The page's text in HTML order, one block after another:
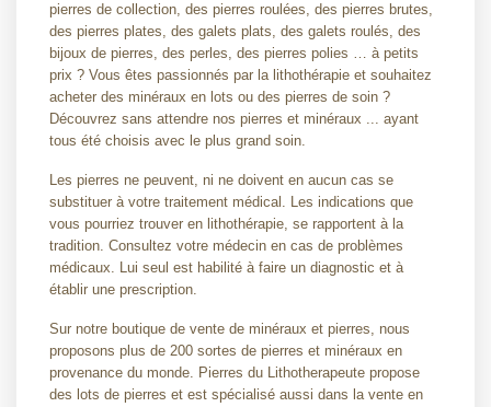
pierres de collection, des pierres roulées, des pierres brutes,
des pierres plates, des galets plats, des galets roulés, des
bijoux de pierres, des perles, des pierres polies … à petits
prix ? Vous êtes passionnés par la lithothérapie et souhaitez
acheter des minéraux en lots ou des pierres de soin ?
Découvrez sans attendre nos pierres et minéraux ... ayant
tous été choisis avec le plus grand soin.
Les pierres ne peuvent, ni ne doivent en aucun cas se
substituer à votre traitement médical. Les indications que
vous pourriez trouver en lithothérapie, se rapportent à la
tradition. Consultez votre médecin en cas de problèmes
médicaux. Lui seul est habilité à faire un diagnostic et à
établir une prescription.
Sur notre boutique de vente de minéraux et pierres, nous
proposons plus de 200 sortes de pierres et minéraux en
provenance du monde. Pierres du Lithotherapeute propose
des lots de pierres et est spécialisé aussi dans la vente en